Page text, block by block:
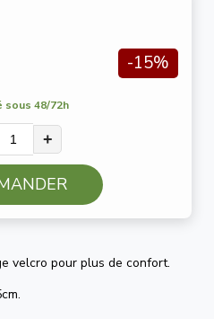
-15%
sous 48/72h
+
velcro pour plus de confort.